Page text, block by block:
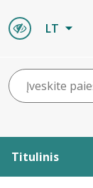
LT
Titulinis